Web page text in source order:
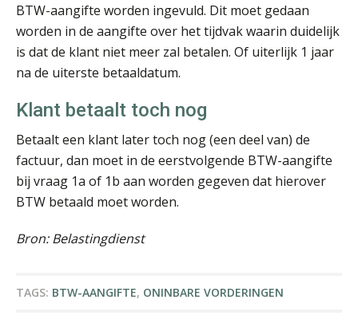
BTW-aangifte worden ingevuld. Dit moet gedaan
worden in de aangifte over het tijdvak waarin duidelijk
is dat de klant niet meer zal betalen. Of uiterlijk 1 jaar
na de uiterste betaaldatum.
Klant betaalt toch nog
Betaalt een klant later toch nog (een deel van) de
factuur, dan moet in de eerstvolgende BTW-aangifte
bij vraag 1a of 1b aan worden gegeven dat hierover
BTW betaald moet worden.
Bron: Belastingdienst
TAGS: BTW-AANGIFTE, ONINBARE VORDERINGEN
Ewoud de Ruiter
Bernard Schols